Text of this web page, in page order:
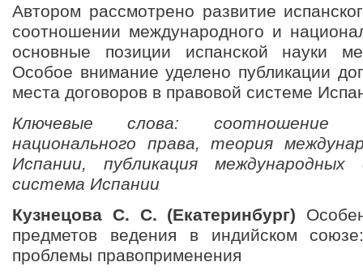
Автором рассмотрено развитие
соотношении международного и
основные позиции испанской науки
Особое внимание уделено публикации
места договоров в правовой системе
Ключевые слова: соотношение
национального права, теория
Испании, публикация международных
система Испании
Кузнецова С. С. (Екатеринбург)
предметов ведения в индийском
проблемы правоприменения